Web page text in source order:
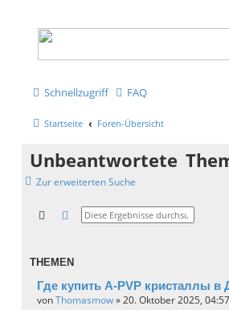
Schnellzugriff FAQ
Startseite Foren-Übersicht
Unbeantwortete
Zur erweiterten Suche
Suche Erweiterte Suche
THEMEN
Где купить A-PVP кристаллы в
vonThomasmow» 20. Oktober 2025,